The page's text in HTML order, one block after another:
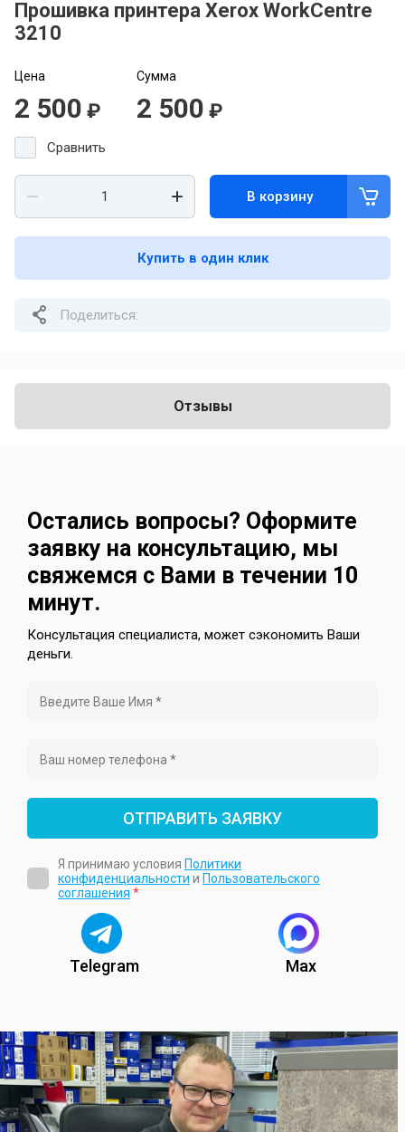
Прошивка принтера Xerox WorkCentre
3210
Цена
2 500 ₽
Сумма
2 500 ₽
Сравнить
В корзину
Купить в один клик
Поделиться:
Отзывы
Остались вопросы? Оформите
заявку на консультацию, мы
свяжемся с Вами в течении 10
минут.
Консультация специалиста, может сэкономить Ваши
деньги.
Я принимаю условия Политики
конфиденциальности и Пользовательского
соглашения *
Telegram Max
ОТПРАВИТЬ ЗАЯВКУ